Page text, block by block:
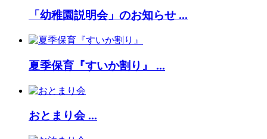
「幼稚園説明会」のお知らせ ...
夏季保育『すいか割り』 ...
おとまり会 ...